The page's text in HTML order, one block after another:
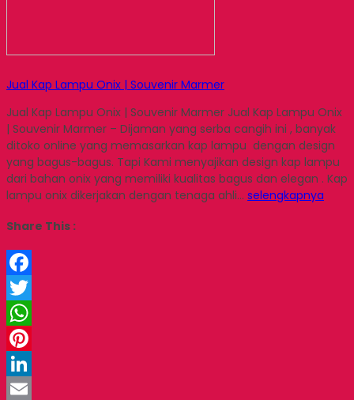
Jual Kap Lampu Onix | Souvenir Marmer
Jual Kap Lampu Onix | Souvenir Marmer Jual Kap Lampu Onix
| Souvenir Marmer – Dijaman yang serba cangih ini , banyak
ditoko online yang memasarkan kap lampu dengan design
yang bagus-bagus. Tapi Kami menyajikan design kap lampu
dari bahan onix yang memiliki kualitas bagus dan elegan . Kap
lampu onix dikerjakan dengan tenaga ahli… selengkapnya
Share This :
Facebook
Twitter
WhatsApp
Pinterest
LinkedIn